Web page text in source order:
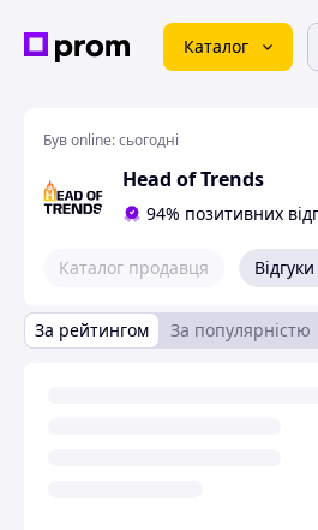
Каталог
Був online:сьогодні
Head of Trends
94% позитивних
Каталог продавця
За рейтингом За популярністю